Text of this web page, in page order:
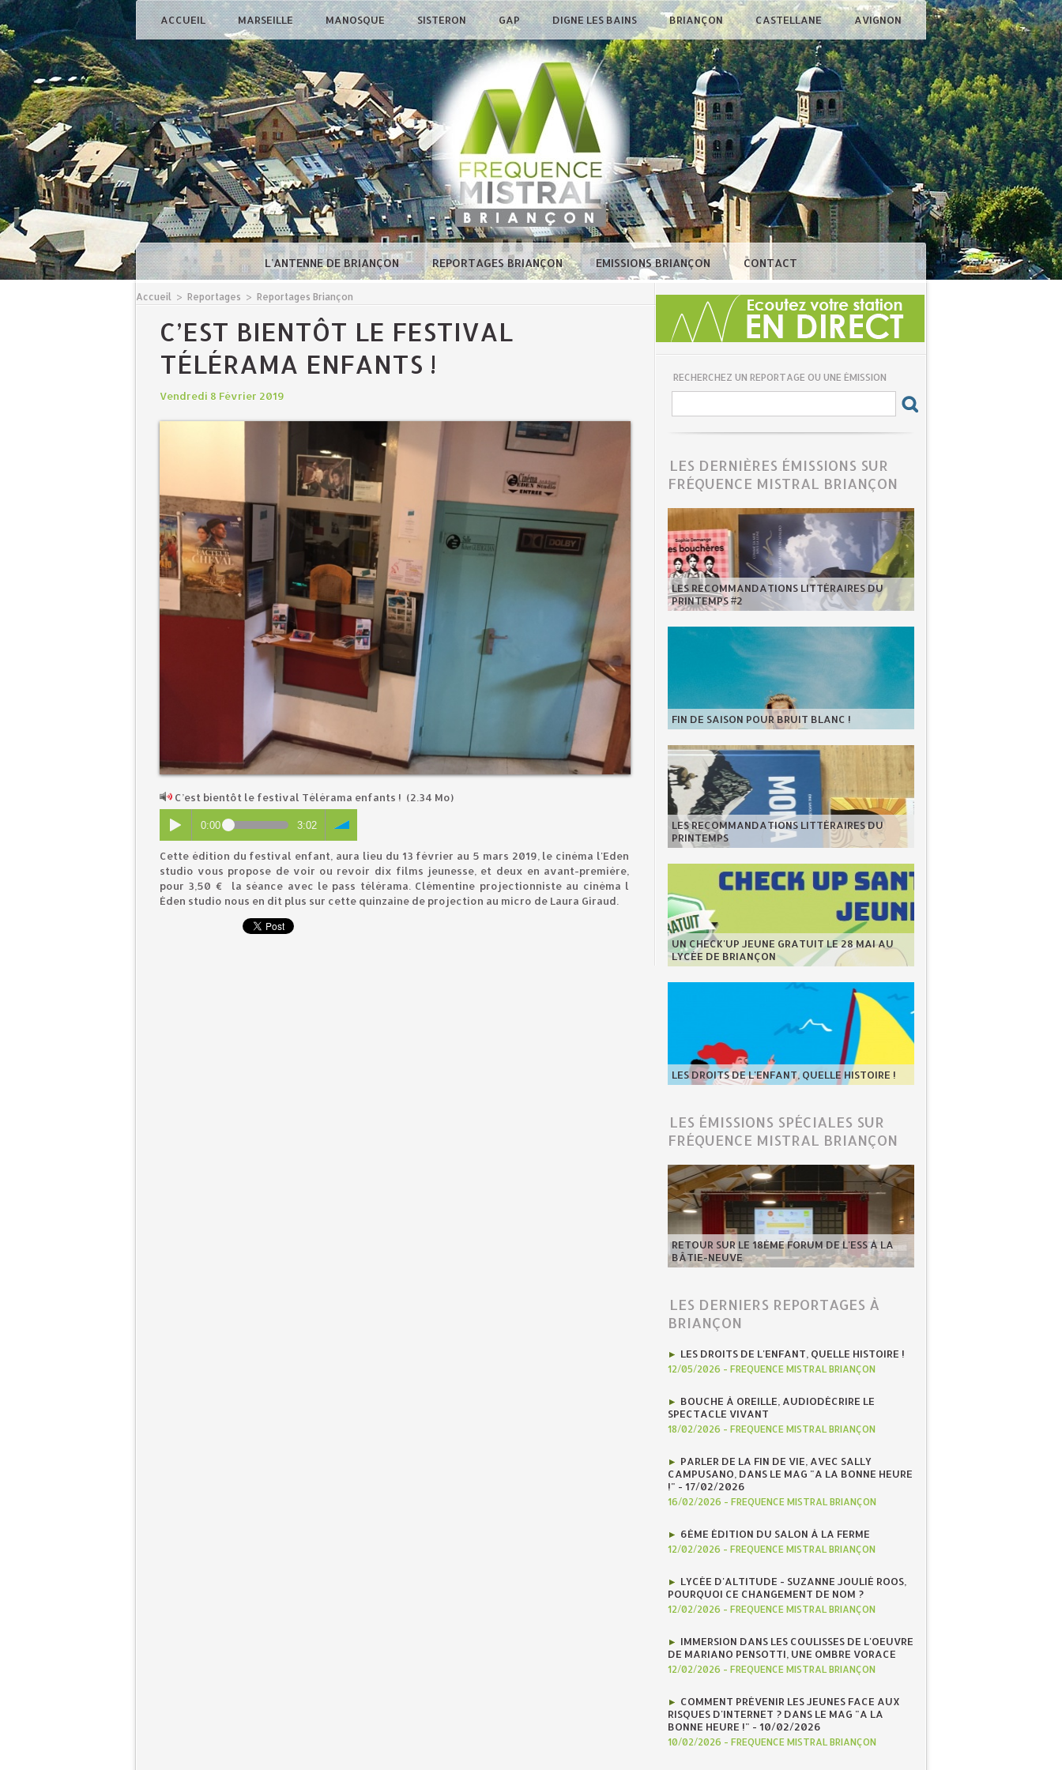
ACCUEIL MARSEILLE MANOSQUE SISTERON GAP DIGNE LES BAINS BRIANÇON CASTELLANE AVIGNON
L'ANTENNE DE BRIANÇON REPORTAGES BRIANÇON EMISSIONS BRIANÇON CONTACT
Accueil > Reportages > Reportages Briançon
C’EST BIENTÔT LE FESTIVAL
TÉLÉRAMA ENFANTS !
Vendredi 8 Février 2019
C’est bientôt le festival Télérama enfants ! (2.34 Mo)
0:00 3:02
Cette édition du festival enfant, aura lieu du 13 février au 5 mars 2019, le cinéma l'Eden
studio vous propose de voir ou revoir dix films jeunesse, et deux en avant-première,
pour 3,50 € la séance avec le pass télérama. Clémentine projectionniste au cinéma l
Éden studio nous en dit plus sur cette quinzaine de projection au micro de Laura Giraud.
RECHERCHEZ UN REPORTAGE OU UNE ÉMISSION
LES DERNIÈRES ÉMISSIONS SUR
FRÉQUENCE MISTRAL BRIANÇON
LES RECOMMANDATIONS LITTÉRAIRES DU
PRINTEMPS #2
FIN DE SAISON POUR BRUIT BLANC !
LES RECOMMANDATIONS LITTÉRAIRES DU
PRINTEMPS
UN CHECK'UP JEUNE GRATUIT LE 28 MAI AU
LYCÉE DE BRIANÇON
LES DROITS DE L'ENFANT, QUELLE HISTOIRE !
LES ÉMISSIONS SPÉCIALES SUR
FRÉQUENCE MISTRAL BRIANÇON
RETOUR SUR LE 18ÈME FORUM DE L'ESS À LA
BÂTIE-NEUVE
LES DERNIERS REPORTAGES À
BRIANÇON
LES DROITS DE L'ENFANT, QUELLE HISTOIRE !
12/05/2026 - FREQUENCE MISTRAL BRIANÇON
BOUCHE À OREILLE, AUDIODÉCRIRE LE
SPECTACLE VIVANT
18/02/2026 - FREQUENCE MISTRAL BRIANÇON
PARLER DE LA FIN DE VIE, AVEC SALLY
CAMPUSANO, DANS LE MAG "A LA BONNE HEURE
!" - 17/02/2026
16/02/2026 - FREQUENCE MISTRAL BRIANÇON
6ÈME ÉDITION DU SALON À LA FERME
12/02/2026 - FREQUENCE MISTRAL BRIANÇON
LYCÉE D'ALTITUDE - SUZANNE JOULIÉ ROOS,
POURQUOI CE CHANGEMENT DE NOM ?
12/02/2026 - FREQUENCE MISTRAL BRIANÇON
IMMERSION DANS LES COULISSES DE L'OEUVRE
DE MARIANO PENSOTTI, UNE OMBRE VORACE
12/02/2026 - FREQUENCE MISTRAL BRIANÇON
COMMENT PRÉVENIR LES JEUNES FACE AUX
RISQUES D'INTERNET ? DANS LE MAG "A LA
BONNE HEURE !" - 10/02/2026
10/02/2026 - FREQUENCE MISTRAL BRIANÇON